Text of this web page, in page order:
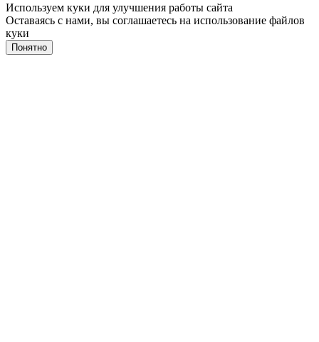
Используем куки для улучшения работы сайта
Оставаясь с нами, вы соглашаетесь на использование файлов
куки
Понятно